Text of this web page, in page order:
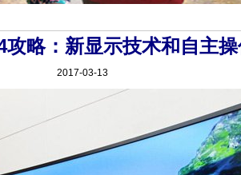
攻略：新显示技术和自主
2017-03-13